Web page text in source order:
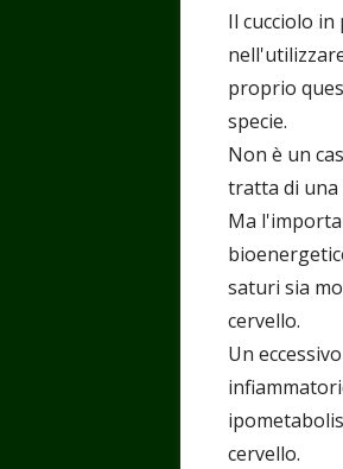
Il cucciolo
proprio
specie.
Non è un
tratta di una
Ma
saturi sia
cervello.
Un
cervello.